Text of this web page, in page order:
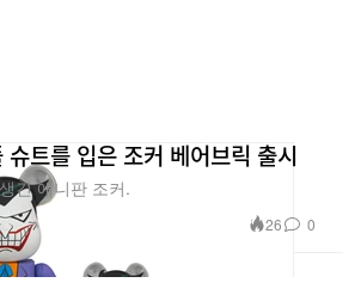
트를 입은 조커 베어브릭 출시
긴 애니판 조커.
26 0